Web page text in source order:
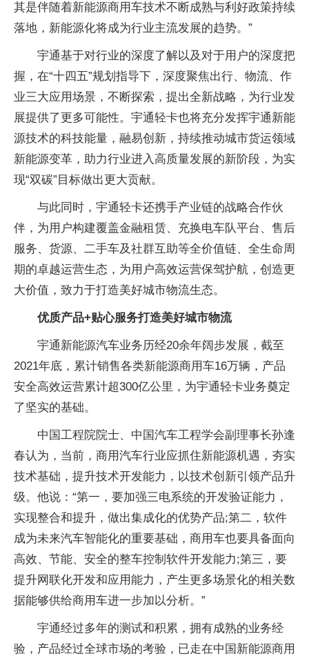
其是伴随着新能源商用车技术不断成熟与利好政策持续
落地，新能源化将成为行业主流发展的趋势。”
宇通基于对行业的深度了解以及对于用户的深度把
握，在“十四五”规划指导下，深度聚焦出行、物流、作
业三大应用场景，不断探索，提出全新战略，为行业发
展提供了更多可能性。宇通轻卡也将充分发挥宇通新能
源技术的科技能量，融易创新，持续推动城市货运领域
新能源变革，助力行业进入高质量发展的新阶段，为实
现“双碳”目标做出更大贡献。
与此同时，宇通轻卡还携手产业链的战略合作伙
伴，为用户构建覆盖金融租赁、充换电车队平台、售后
服务、货源、二手车及社群互助等全价值链、全生命周
期的卓越运营生态，为用户高效运营保驾护航，创造更
大价值，致力于打造美好城市物流生态。
优质产品+贴心服务打造美好城市物流
宇通新能源汽车业务历经20余年阔步发展，截至
2021年底，累计销售各类新能源商用车16万辆，产品
安全高效运营累计超300亿公里，为宇通轻卡业务奠定
了坚实的基础。
中国工程院院士、中国汽车工程学会副理事长孙逢
春认为，当前，商用汽车行业应抓住新能源机遇，夯实
技术基础，提升技术开发能力，以技术创新引领产品升
级。他说：“第一，要加强三电系统的开发验证能力，
实现整合和提升，做出集成化的优势产品;第二，软件
成为未来汽车智能化的重要基础，商用车也要具备面向
高效、节能、安全的整车控制软件开发能力;第三，要
提升网联化开发和应用能力，产生更多场景化的相关数
据能够供给商用车进一步加以分析。”
宇通经过多年的测试和积累，拥有成熟的业务经
验，产品经过全球市场的考验，已走在中国新能源商用